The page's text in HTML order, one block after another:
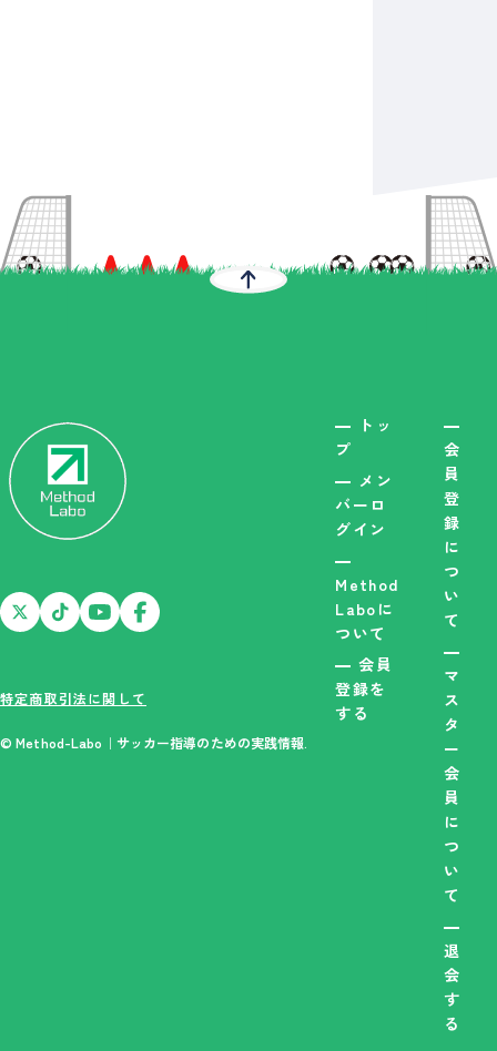
特定商取引法に関して
© Method-Labo｜サッカー指導のための実践情報.
トッ
プ
メン
バーロ
グイン
Method
Laboに
ついて
会員
登録を
する
会
員
登
録
に
つ
い
て
マ
ス
タ
ー
会
員
に
つ
い
て
退
会
す
る